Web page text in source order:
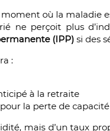
où la maladie
ne perçoit plus
(IPP) si des
:
à la retraite
la perte de
mais d’un taux